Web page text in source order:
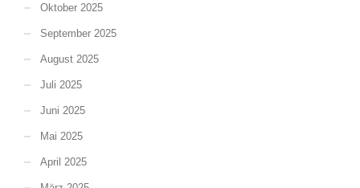
Oktober 2025
September 2025
August 2025
Juli 2025
Juni 2025
Mai 2025
April 2025